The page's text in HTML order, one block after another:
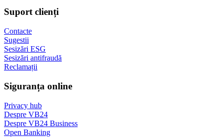
Suport clienți
Contacte
Sugestii
Sesizări ESG
Sesizări antifraudă
Reclamații
Siguranța online
Privacy hub
Despre VB24
Despre VB24 Business
Open Banking